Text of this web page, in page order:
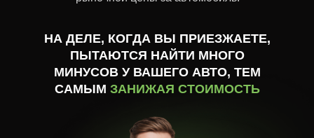
НА ДЕЛЕ, КОГДА ВЫ ПРИЕЗЖАЕТЕ,
ПЫТАЮТСЯ НАЙТИ МНОГО
МИНУСОВ У ВАШЕГО АВТО, ТЕМ
САМЫМ ЗАНИЖАЯ СТОИМОСТЬ